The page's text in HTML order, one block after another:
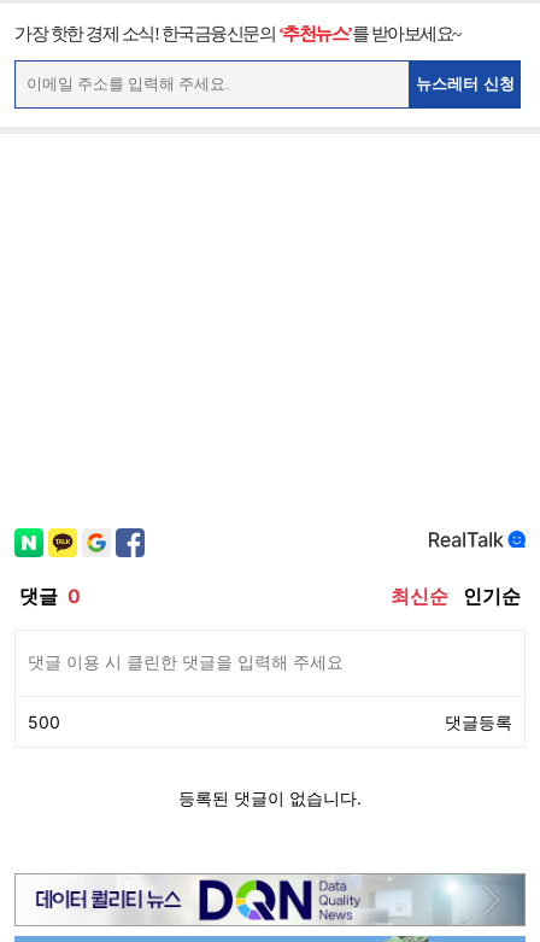
가장 핫한 경제 소식! 한국금융신문의 ‘추천뉴스’를 받아보세요~
뉴스레터 신청